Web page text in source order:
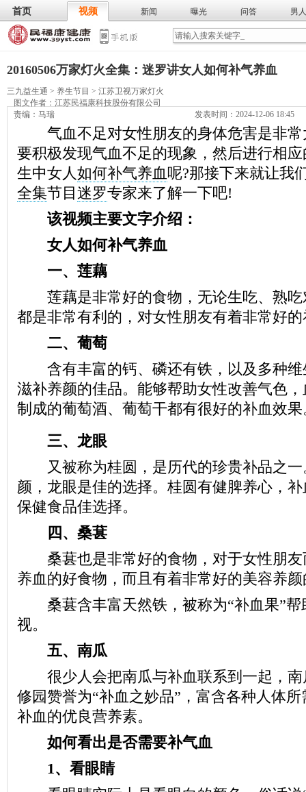
首页 视频 新闻 曝光 问答 男人
武术 气功 膳食 食谱 营养
20160506万家灯火全集：迷罗讲女人如何补气养血
三九益生通 > 养生节目 > 江苏卫视万家灯火
图文作者： 江苏民福康科技股份有限公司
责编：马瑞
发表时间：2024-12-06 18:45
气血不足对女性朋友的身体危害是非常
要积极发现气血不足的现象，然后进行相
生中女人如何补气养血 呢?那接下来就让我
全集节目迷罗专家来了解一下吧!
该视频主要文字介绍：
女人如何补气养血
一、莲藕
莲藕是非常好的食物，无论生吃、熟吃
都是非常有利的，对女性朋友有着非常好
二、葡萄
含有丰富的钙、磷还有铁，以及多种维
滋补养颜的佳品。能够帮助女性改善气色
制成的葡萄酒、葡萄干都有很好的补血效果
三、龙眼
又被称为桂圆，是历代的珍贵补品之一
颜，龙眼是佳的选择。桂圆有健脾养心，
保健食品佳选择。
四、桑葚
桑葚也是非常好的食物，对于女性朋友
养血的好食物，而且有着非常好的美容养
桑葚含丰富天然铁，被称为“补血果”帮
视。
五、南瓜
很少人会把南瓜与补血联系到一起，南
修园赞誉为“补血之妙品”，富含各种人体
补血的优良营养素。
如何看出是否需要补气血
1、看眼睛